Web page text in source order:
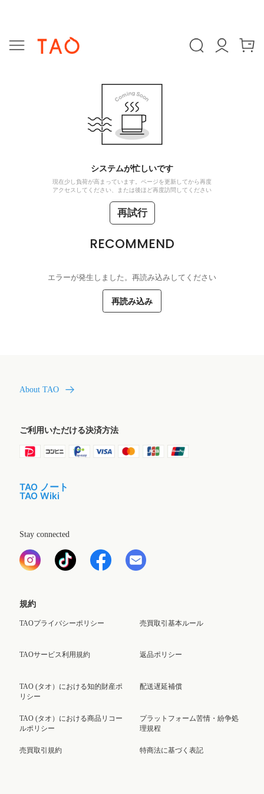
システムが忙しいです
現在少し負荷が高まっています。ページを更新してから再度
アクセスしてください、または後ほど再度訪問してください
再試行
RECOMMEND
エラーが発生しました。再読み込みしてください
再読み込み
About TAO
ご利用いただける決済方法
TAO ノート
TAO Wiki
Stay connected
規約
TAOプライバシーポリシー
TAOサービス利用規約
TAO (タオ）における知的財産ポ
リシー
TAO (タオ）における商品リコー
ルポリシー
売買取引規約
売買取引基本ルール
返品ポリシー
配送遅延補償
プラットフォーム苦情・紛争処
理規程
特商法に基づく表記